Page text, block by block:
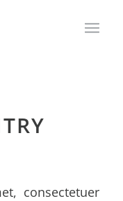
consectetuer